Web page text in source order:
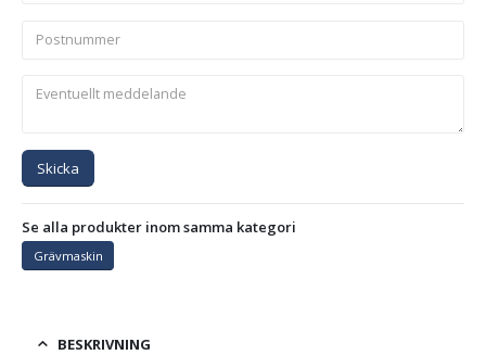
Skicka
Se alla produkter inom samma kategori
Grävmaskin
BESKRIVNING